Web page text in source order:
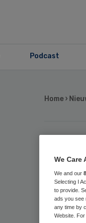
Podcast
Home ›
We Care
We and our
Selecting I
to provide.
ads you see
any time by
Website.